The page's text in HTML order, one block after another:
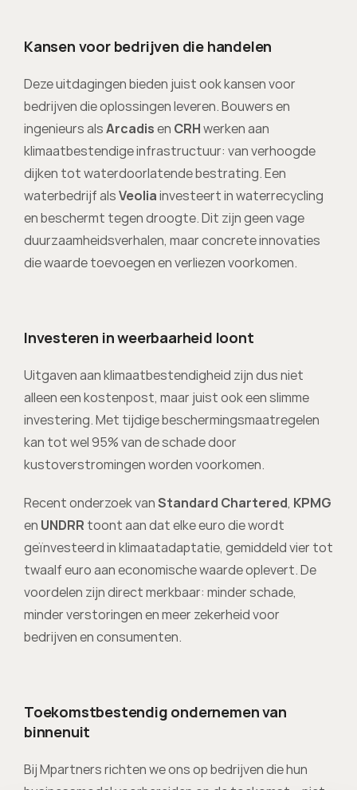
Kansen voor bedrijven die handelen
Deze uitdagingen bieden juist ook kansen voor
bedrijven die oplossingen leveren. Bouwers en
ingenieurs als Arcadis en CRH werken aan
klimaatbestendige infrastructuur: van verhoogde
dijken tot waterdoorlatende bestrating. Een
waterbedrijf als Veolia investeert in waterrecycling
en beschermt tegen droogte. Dit zijn geen vage
duurzaamheidsverhalen, maar concrete innovaties
die waarde toevoegen en verliezen voorkomen.
Investeren in weerbaarheid loont
Uitgaven aan klimaatbestendigheid zijn dus niet
alleen een kostenpost, maar juist ook een slimme
investering. Met tijdige beschermingsmaatregelen
kan tot wel 95% van de schade door
kustoverstromingen worden voorkomen.
Recent onderzoek van Standard Chartered, KPMG
en UNDRR toont aan dat elke euro die wordt
geïnvesteerd in klimaatadaptatie, gemiddeld vier tot
twaalf euro aan economische waarde oplevert. De
voordelen zijn direct merkbaar: minder schade,
minder verstoringen en meer zekerheid voor
bedrijven en consumenten.
Toekomstbestendig ondernemen van
binnenuit
Bij Mpartners richten we ons op bedrijven die hun